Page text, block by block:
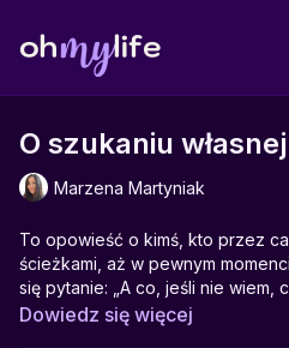
O szukaniu
Marzena Martyniak
To opowieść o kimś, kto przez
ścieżkami, aż w pewnym
się pytanie: „A co, jeśli nie wiem,
zaczyna się prawdziwa podróż –
Dowiedz się więcej